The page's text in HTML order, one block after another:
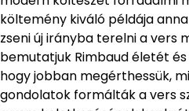
költemény kiváló példája
zseni új irányba terelni a vers
bemutatjuk Rimbaud életét
hogy jobban megérthessük,
gondolatok formálták a vers